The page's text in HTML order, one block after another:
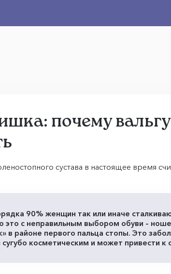
почему
сустава в настоящее время
90% женщин так или иначе
это с неправильным выбором обуви –
в районе первого пальца стопы. Это
косметическим и может привести к